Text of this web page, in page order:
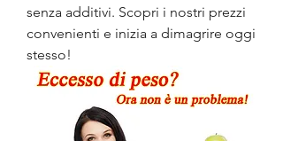
senza additivi. Scopri i nostri prezzi
convenienti e inizia a dimagrire oggi
stesso!